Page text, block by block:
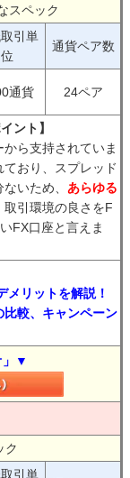
スペック
引単
位
通貨ペア数
通貨 24ペア
ント】
ら支持されていま
おり、スプレッド
いため、 あらゆる
取引環境の良さをF
FX口座と言えま
メリットを解説！
比較、キャンペーン
」▼
ク
引単